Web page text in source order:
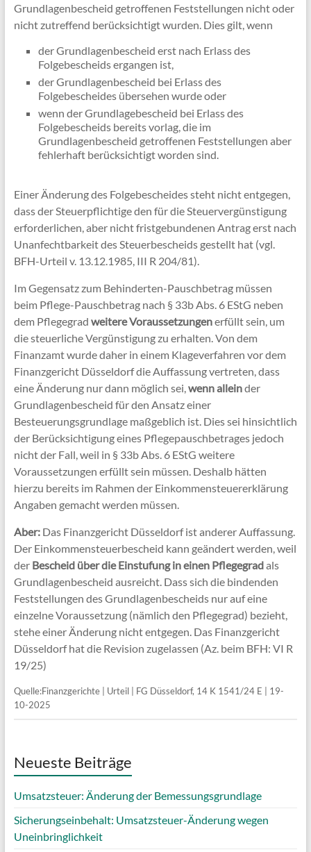
Grundlagenbescheid getroffenen Feststellungen nicht oder
nicht zutreffend berücksichtigt wurden. Dies gilt, wenn
der Grundlagenbescheid erst nach Erlass des
Folgebescheids ergangen ist,
der Grundlagenbescheid bei Erlass des
Folgebescheides übersehen wurde oder
wenn der Grundlagebescheid bei Erlass des
Folgebescheids bereits vorlag, die im
Grundlagenbescheid getroffenen Feststellungen aber
fehlerhaft berücksichtigt worden sind.
Einer Änderung des Folgebescheides steht nicht entgegen,
dass der Steuerpflichtige den für die Steuervergünstigung
erforderlichen, aber nicht fristgebundenen Antrag erst nach
Unanfechtbarkeit des Steuerbescheids gestellt hat (vgl.
BFH-Urteil v. 13.12.1985, III R 204/81).
Im Gegensatz zum Behinderten-Pauschbetrag müssen
beim Pflege-Pauschbetrag nach § 33b Abs. 6 EStG neben
dem Pflegegrad weitere Voraussetzungenerfüllt sein, um
die steuerliche Vergünstigung zu erhalten. Von dem
Finanzamt wurde daher in einem Klageverfahren vor dem
Finanzgericht Düsseldorf die Auffassung vertreten, dass
eine Änderung nur dann möglich sei,wenn alleinder
Grundlagenbescheid für den Ansatz einer
Besteuerungsgrundlage maßgeblich ist. Dies sei hinsichtlich
der Berücksichtigung eines Pflegepauschbetrages jedoch
nicht der Fall, weil in § 33b Abs. 6 EStG weitere
Voraussetzungen erfüllt sein müssen. Deshalb hätten
hierzu bereits im Rahmen der Einkommensteuererklärung
Angaben gemacht werden müssen.
Aber:Das Finanzgericht Düsseldorf ist anderer Auffassung.
Der Einkommensteuerbescheid kann geändert werden, weil
der Bescheid über die Einstufung in einen Pflegegradals
Grundlagenbescheid ausreicht. Dass sich die bindenden
Feststellungen des Grundlagenbescheids nur auf eine
einzelne Voraussetzung (nämlich den Pflegegrad) bezieht,
stehe einer Änderung nicht entgegen. Das Finanzgericht
Düsseldorf hat die Revision zugelassen (Az. beim BFH: VI R
19/25)
Quelle:Finanzgerichte | Urteil | FG Düsseldorf, 14 K 1541/24 E | 19-
10-2025
Neueste Beiträge
Umsatzsteuer: Änderung der Bemessungsgrundlage
Sicherungseinbehalt: Umsatzsteuer-Änderung wegen
Uneinbringlichkeit